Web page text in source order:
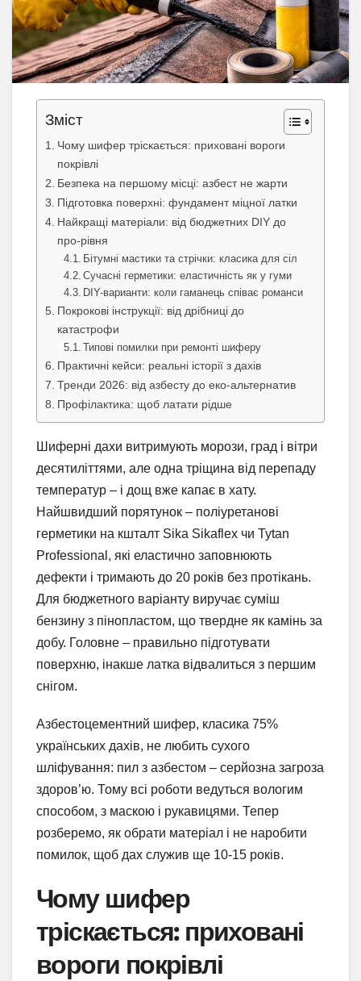
Зміст
Чому шифер тріскається: приховані вороги
покрівлі
Безпека на першому місці: азбест не жарти
Підготовка поверхні: фундамент міцної латки
Найкращі матеріали: від бюджетних DIY до
про-рівня
Бітумні мастики та стрічки: класика для сіл
Сучасні герметики: еластичність як у гуми
DIY-варианти: коли гаманець співає романси
Покрокові інструкції: від дрібниці до
катастрофи
Типові помилки при ремонті шиферу
Практичні кейси: реальні історії з дахів
Тренди 2026: від азбесту до еко-альтернатив
Профілактика: щоб латати рідше
Шиферні дахи витримують морози, град і вітри
десятиліттями, але одна тріщина від перепаду
температур – і дощ вже капає в хату.
Найшвидший порятунок – поліуретанові
герметики на кшталт Sika Sikaflex чи Tytan
Professional, які еластично заповнюють
дефекти і тримають до 20 років без протікань.
Для бюджетного варіанту виручає суміш
бензину з пінопластом, що твердне як камінь за
добу. Головне – правильно підготувати
поверхню, інакше латка відвалиться з першим
снігом.
Азбестоцементний шифер, класика 75%
українських дахів, не любить сухого
шліфування: пил з азбестом – серйозна загроза
здоров’ю. Тому всі роботи ведуться вологим
способом, з маскою і рукавицями. Тепер
розберемо, як обрати матеріал і не наробити
помилок, щоб дах служив ще 10-15 років.
Чому шифер
тріскається: приховані
вороги покрівлі